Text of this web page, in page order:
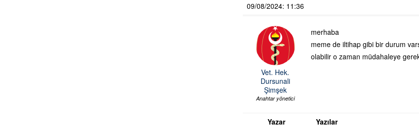
09/08/2024: 11:36
Vet. Hek.
Dursunali
Şimşek
Anahtar yönetici
merhaba
meme de iltihap gibi bir durum
olabilir o zaman müdahaleye
Yazar Yazılar